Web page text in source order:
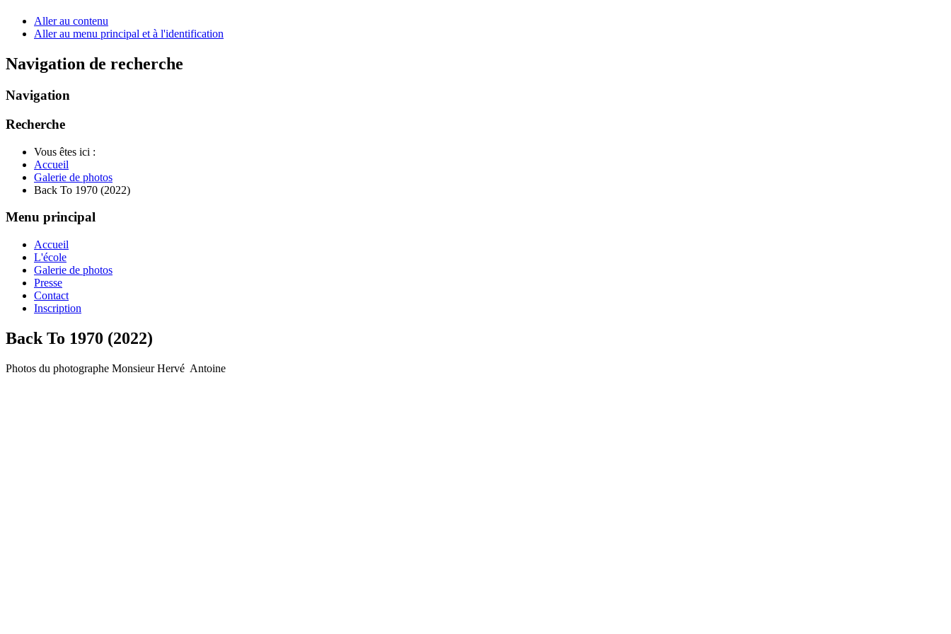
Aller au contenu
Aller au menu principal et à l'identification
Navigation de recherche
Navigation
Recherche
Vous êtes ici :
Accueil
Galerie de photos
Back To 1970 (2022)
Menu principal
Accueil
L'école
Galerie de photos
Presse
Contact
Inscription
Back To 1970 (2022)
Photos du photographe Monsieur Hervé Antoine